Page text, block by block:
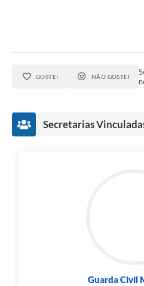
GOSTEI NÃO GOSTEI
Secretarias
Guarda Civil